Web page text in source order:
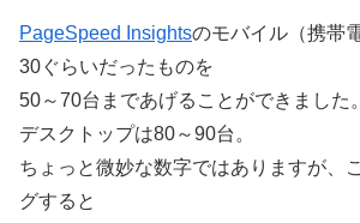
PageSpeed Insightsのモバイル（携帯
30ぐらいだったものを
50～70台まであげることができました。
デスクトップは80～90台。
ちょっと微妙な数字ではありますが、
グすると